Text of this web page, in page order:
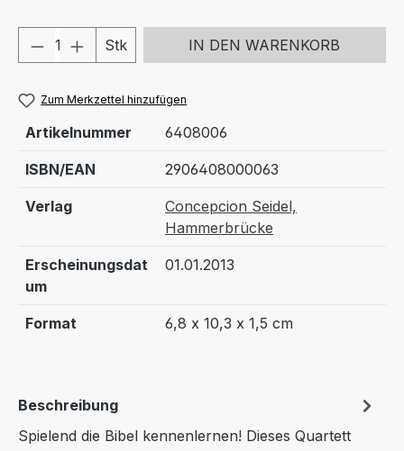
Produkt Anzahl: Gib den
Stk IN DEN WARENKORB
Zum Merkzettel hinzufügen
Artikelnummer 6408006
ISBN/EAN 2906408000063
Verlag
Concepcion Seidel,
Hammerbrücke
Erscheinungsdat
um
01.01.2013
Format 6,8 x 10,3 x 1,5 cm
Beschreibung
Spielend die Bibel kennenlernen! Dieses Quartett